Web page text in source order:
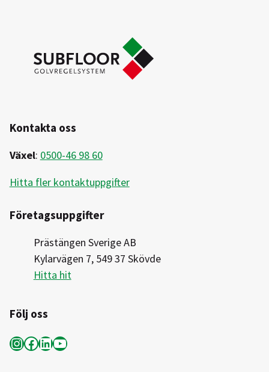
Kontakta oss
Växel: 0500-46 98 60
Hitta fler kontaktuppgifter
Företagsuppgifter
Prästängen Sverige AB
Kylarvägen 7, 549 37 Skövde
Hitta hit
Följ oss
InstagramFacebook LinkedIn YouTube